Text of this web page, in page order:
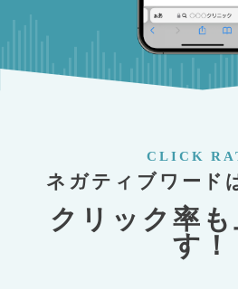
CLICK
ネガティブワード
クリック率も
す！